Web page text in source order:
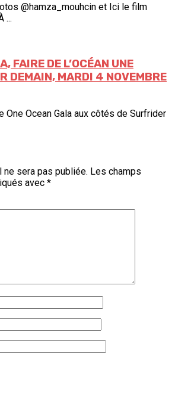
@hamza_mouhcin et Ici le film
...
FAIRE DE L’OCÉAN UNE
DEMAIN, MARDI 4 NOVEMBRE
Ocean Gala aux côtés de Surfrider
sera pas publiée. Les champs
avec *